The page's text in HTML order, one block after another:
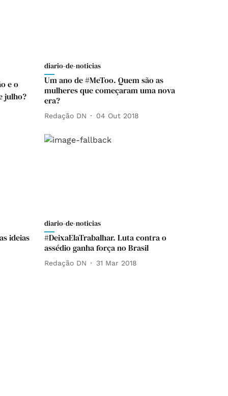
e o
julho?
diario-de-noticias
Um ano de #MeToo. Quem são as
mulheres que começaram uma nova
era?
Redação DN 04 Out 2018
ideias
diario-de-noticias
#DeixaElaTrabalhar. Luta contra o
assédio ganha força no Brasil
Redação DN 31 Mar 2018